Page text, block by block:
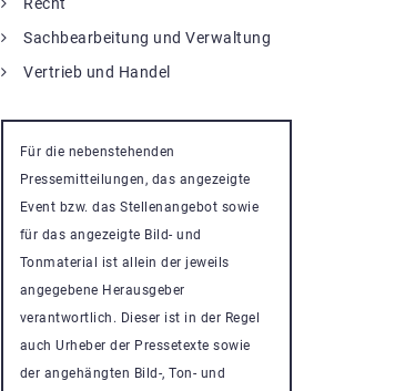
Sachbearbeitung und Verwaltung
Vertrieb und Handel
Für die nebenstehenden
Pressemitteilungen, das angezeigte
Event bzw. das Stellenangebot sowie
für das angezeigte Bild- und
Tonmaterial ist allein der jeweils
angegebene Herausgeber
verantwortlich. Dieser ist in der Regel
auch Urheber der Pressetexte sowie
der angehängten Bild-, Ton- und